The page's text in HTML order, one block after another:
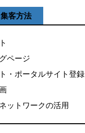
客方法
ページ
・ポータルサイト登録
ットワークの活用